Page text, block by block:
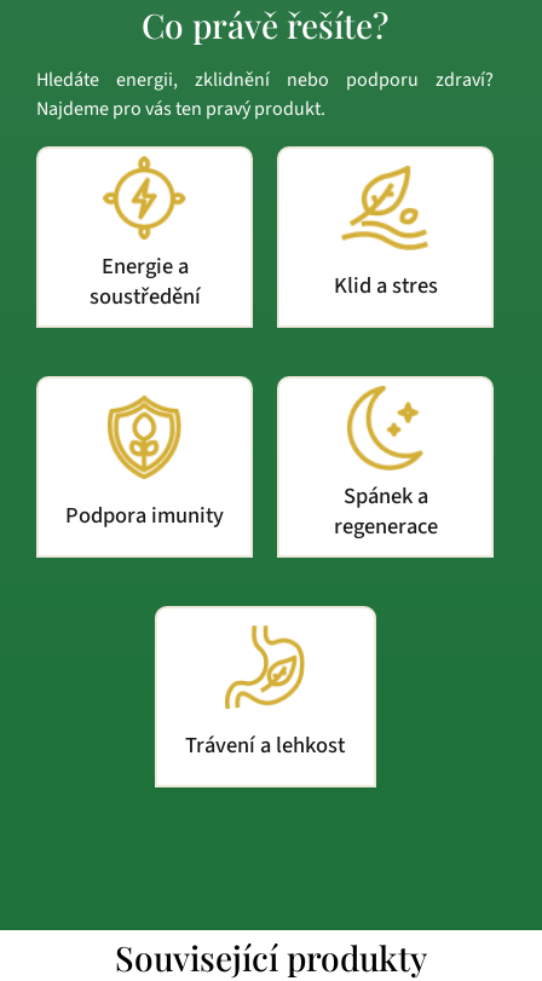
Co právě řešíte?
Hledáte energii, zklidnění nebo podporu zdraví?
Najdeme pro vás ten pravý produkt.
Energie a
soustředění
Klid a stres
Podpora imunity
Spánek a
regenerace
Trávení a lehkost
Související produkty